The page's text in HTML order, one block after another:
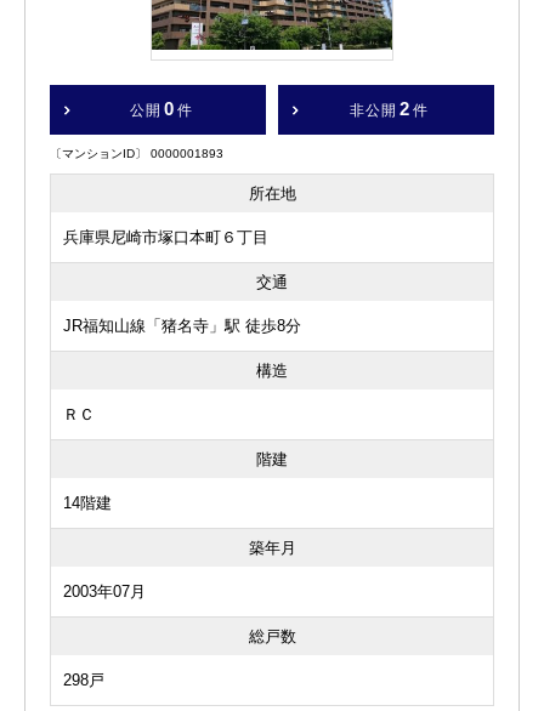
公開 0 件 非公開 2 件
〔マンションID〕 0000001893
所在地
兵庫県尼崎市塚口本町６丁目
交通
JR福知山線「猪名寺」駅 徒歩8分
構造
ＲＣ
階建
14階建
築年月
2003年07月
総戸数
298戸